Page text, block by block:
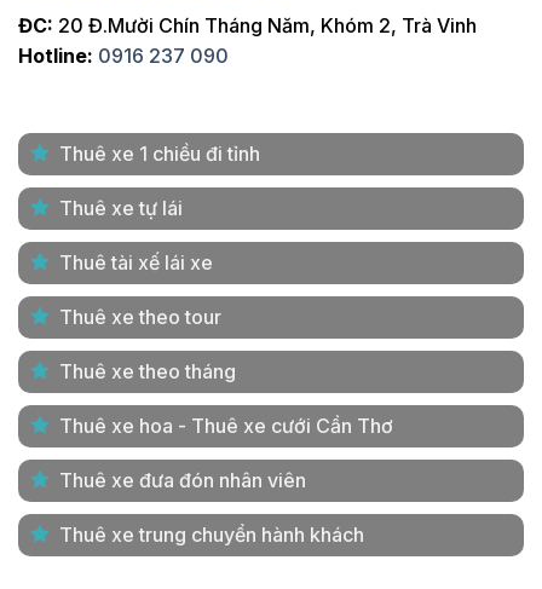
ĐC: 20 Đ.Mười Chín Tháng Năm, Khóm 2, Trà Vinh
Hotline: 0916 237 090
Thuê xe 1 chiều đi tỉnh
Thuê xe tự lái
Thuê tài xế lái xe
Thuê xe theo tour
Thuê xe theo tháng
Thuê xe hoa - Thuê xe cưới Cần Thơ
Thuê xe đưa đón nhân viên
Thuê xe trung chuyển hành khách